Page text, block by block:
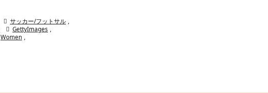
 サッカー/フットサル ,
 GettyImages ,
Women ,